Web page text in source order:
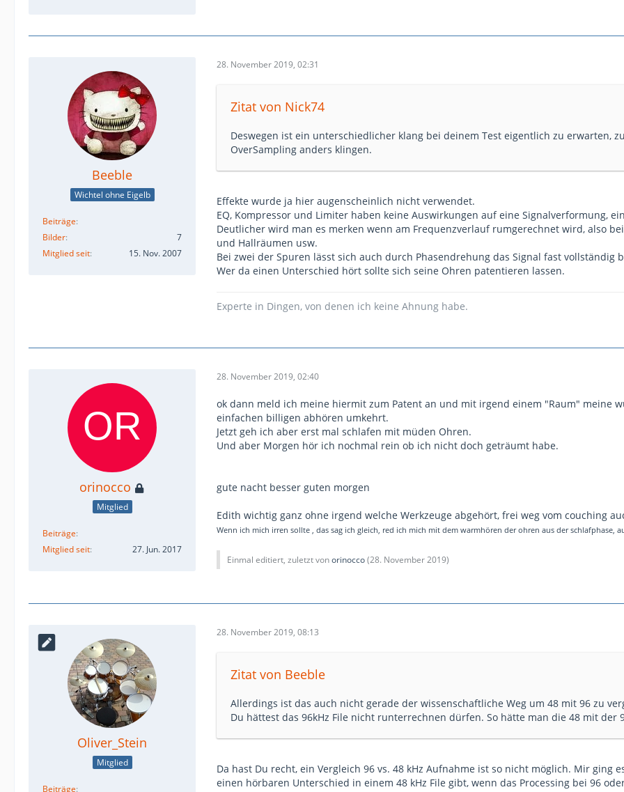
Beeble
Wichtel ohne Eigelb
Beiträge
Bilder
7
Mitglied seit
15. Nov. 2007
28. November 2019, 02:31
Zitat von Nick74
Deswegen ist ein unterschiedlicher klang bei deinem Test eigentlich zu erwarten,
OverSampling anders klingen.
Effekte wurde ja hier augenscheinlich nicht verwendet.
EQ, Kompressor und Limiter haben keine Auswirkungen auf eine Signalverformung,
Deutlicher wird man es merken wenn am Frequenzverlauf rumgerechnet wird, also
und Hallräumen usw.
Bei zwei der Spuren lässt sich auch durch Phasendrehung das Signal fast vollständig
Wer da einen Unterschied hört sollte sich seine Ohren patentieren lassen.
Experte in Dingen, von denen ich keine Ahnung habe.
orinocco
Mitglied
Beiträge
Mitglied seit
27. Jun. 2017
28. November 2019, 02:40
ok dann meld ich meine hiermit zum Patent an und mit irgend einem "Raum" meine
einfachen billigen abhören umkehrt.
Jetzt geh ich aber erst mal schlafen mit müden Ohren.
Und aber Morgen hör ich nochmal rein ob ich nicht doch geträumt habe.
gute nacht besser guten morgen
Edith wichtig ganz ohne irgend welche Werkzeuge abgehört, frei weg vom couching
Wenn ich mich irren sollte , das sag ich gleich, red ich mich mit dem warmhören der ohren aus der schlafphase,
Einmal editiert, zuletzt vonorinocco(28. November 2019)
Oliver_Stein
Mitglied
Beiträge
28. November 2019, 08:13
Zitat von Beeble
Allerdings ist das auch nicht gerade der wissenschaftliche Weg um 48 mit 96 zu
Du hättest das 96kHz File nicht runterrechnen dürfen. So hätte man die 48 mit der
Da hast Du recht, ein Vergleich 96 vs. 48 kHz Aufnahme ist so nicht möglich. Mir ging
einen hörbaren Unterschied in einem 48 kHz File gibt, wenn das Processing bei 96